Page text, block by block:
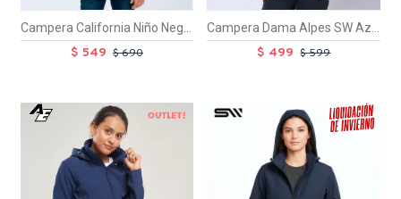
Campera California Niño Negro/Blanco
$ 549 $ 690
Campera Dama Alpes SW Azul
$ 499 $ 599
TEXTTRANSPARENTE
OUT TEXTTRANSPARENTE SALE